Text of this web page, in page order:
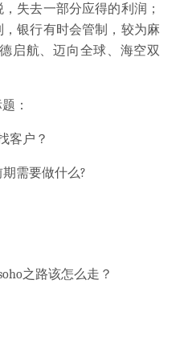
失去一部分应得的利润；
银行有时会管制，较为麻
启航、迈向全球、海空双
：
客户？
期需要做什么?
之路该怎么走？